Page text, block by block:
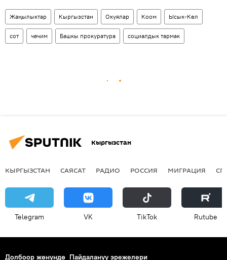
Жаңылыктар Кыргызстан Окуялар Коом Ысык-Көл
сот чечим Башкы прокуратура социалдык тармак
Кыргызстан
КЫРГЫЗСТАН САЯСАТ РАДИО РОССИЯ МИГРАЦИЯ
Telegram VK ТikТоk Rutube
Долбоор жөнүндө Пайдалануу эрежелери